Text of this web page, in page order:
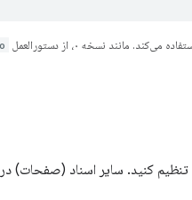
می‌کند. مانند نسخه ۰، از دستورالعمل
تنظیم کنید. سایر اسناد (صفحات)